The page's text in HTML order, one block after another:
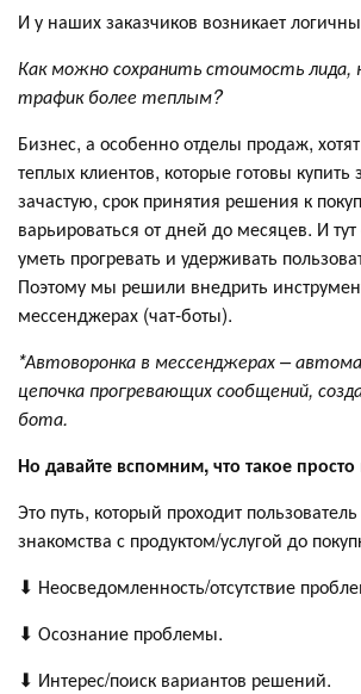
И у наших заказчиков возникает
Как можно сохранить стоимость лида,
трафик более теплым?
Бизнес, а особенно отделы продаж,
теплых клиентов, которые готовы
зачастую, срок принятия решения к
варьироваться от дней до месяцев. И
уметь прогревать и удерживать
Поэтому мы решили внедрить
мессенджерах (чат-боты).
*Автоворонка в мессенджерах –
цепочка прогревающих сообщений,
бота.
Но давайте вспомним, что такое
Это путь, который проходит
знакомства с продуктом/услугой до
⬇ Неосведомленность/отсутствие
⬇ Осознание проблемы.
⬇ Интерес/поиск вариантов решений.